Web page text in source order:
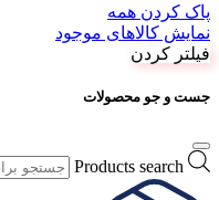
پاک کردن همه
نمایش کالاهای موجود
فیلتر کردن
جست و جو محصولات
Products search